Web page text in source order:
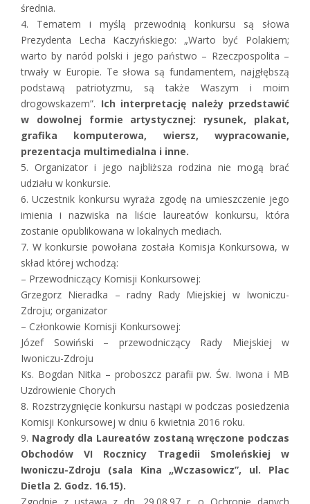
średnia.
4. Tematem i myślą przewodnią konkursu są słowa
Prezydenta Lecha Kaczyńskiego: „Warto być Polakiem;
warto by naród polski i jego państwo – Rzeczpospolita –
trwały w Europie. Te słowa są fundamentem, najgłębszą
podstawą patriotyzmu, są także Waszym i moim
drogowskazem”. Ich interpretację należy przedstawić
w dowolnej formie artystycznej: rysunek, plakat,
grafika komputerowa, wiersz, wypracowanie,
prezentacja multimedialna i inne.
5. Organizator i jego najbliższa rodzina nie mogą brać
udziału w konkursie.
6. Uczestnik konkursu wyraża zgodę na umieszczenie jego
imienia i nazwiska na liście laureatów konkursu, która
zostanie opublikowana w lokalnych mediach.
7. W konkursie powołana została Komisja Konkursowa, w
skład której wchodzą:
– Przewodniczący Komisji Konkursowej:
Grzegorz Nieradka – radny Rady Miejskiej w Iwoniczu-
Zdroju; organizator
– Członkowie Komisji Konkursowej:
Józef Sowiński – przewodniczący Rady Miejskiej w
Iwoniczu-Zdroju
Ks. Bogdan Nitka – proboszcz parafii pw. Św. Iwona i MB
Uzdrowienie Chorych
8. Rozstrzygnięcie konkursu nastąpi w podczas posiedzenia
Komisji Konkursowej w dniu 6 kwietnia 2016 roku.
9. Nagrody dla Laureatów zostaną wręczone podczas
Obchodów VI Rocznicy Tragedii Smoleńskiej w
Iwoniczu-Zdroju (sala Kina „Wczasowicz”, ul. Plac
Dietla 2. Godz. 16.15).
Zgodnie z ustawą z dn. 29.08.97 r. o Ochronie danych